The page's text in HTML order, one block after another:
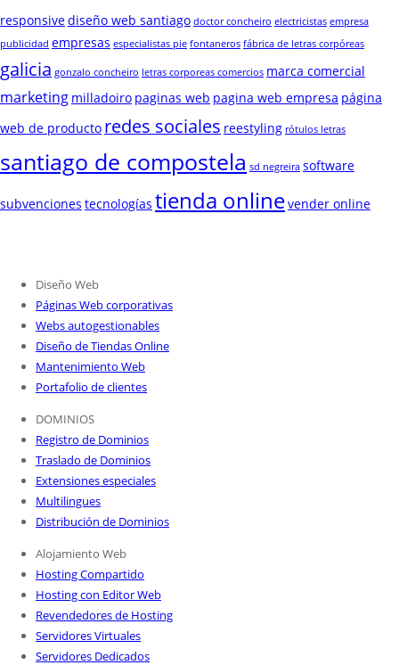
responsivediseño web santiago doctor concheiro electricistas empresa
publicidad empresas especialistas pie fontaneros fábrica de letras corpóreas
galicia gonzalo concheiro letras corporeas comercios marca comercial
marketing milladoiro paginas web pagina web empresa página
web de producto redes sociales reestyling rótulos letras
santiago de compostela sd negreira software
subvenciones tecnologías tienda onlinevender online
Diseño Web
Páginas Web corporativas
Webs autogestionables
Diseño de Tiendas Online
Mantenimiento Web
Portafolio de clientes
DOMINIOS
Registro de Dominios
Traslado de Dominios
Extensiones especiales
Multilingues
Distribución de Dominios
Alojamiento Web
Hosting Compartido
Hosting con Editor Web
Revendedores de Hosting
Servidores Virtuales
Servidores Dedicados